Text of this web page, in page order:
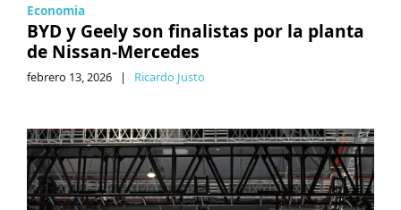
Economia
BYD y Geely son finalistas por la planta
de Nissan-Mercedes
febrero 13, 2026 | Ricardo Justo